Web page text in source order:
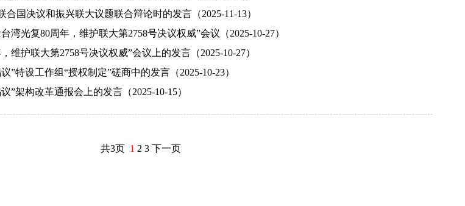
国决议和振兴联大议题联合辩论时的发言（2025-11-13）
湾光复80周年，维护联大第2758号决议权威”会议（2025-10-27）
维护联大第2758号决议权威”会议上的发言（2025-10-27）
”特设工作组“授权制定”磋商中的发言（2025-10-23）
”架构改革通报会上的发言（2025-10-15）
共3页 1 2 3 下一页